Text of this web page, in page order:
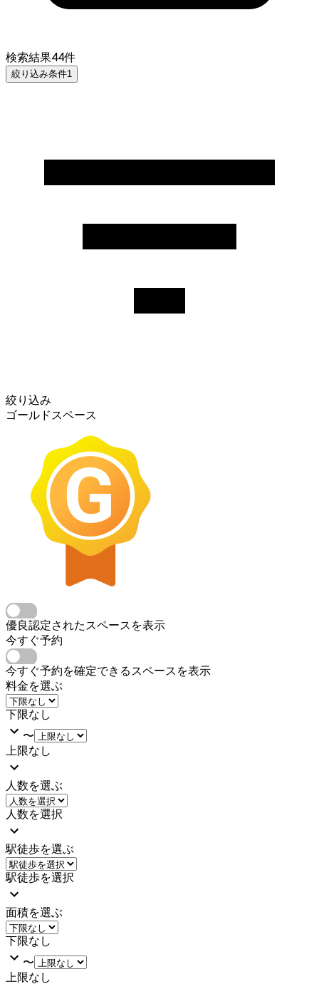
検索結果44件
絞り込み条件1
絞り込み
ゴールドスペース
優良認定されたスペースを表示
今すぐ予約
今すぐ予約を確定できるスペースを表示
料金を選ぶ
下限なし
〜
上限なし
人数を選ぶ
人数を選択
駅徒歩を選ぶ
駅徒歩を選択
面積を選ぶ
下限なし
〜
上限なし